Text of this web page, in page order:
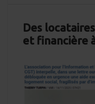
Des
et financière